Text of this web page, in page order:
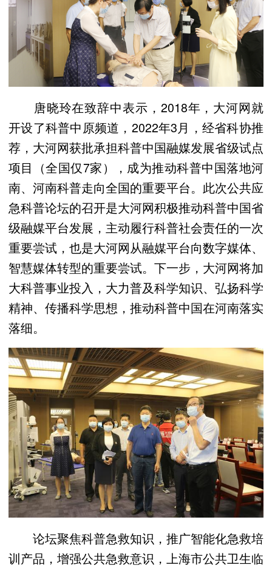
唐晓玲在致辞中表示，2018年，大河网就
开设了科普中原频道，2022年3月，经省科协推
荐，大河网获批承担科普中国融媒发展省级试点
项目（全国仅7家），成为推动科普中国落地河
南、河南科普走向全国的重要平台。此次公共应
急科普论坛的召开是大河网积极推动科普中国省
级融媒平台发展，主动履行科普社会责任的一次
重要尝试，也是大河网从融媒平台向数字媒体、
智慧媒体转型的重要尝试。下一步，大河网将加
大科普事业投入，大力普及科学知识、弘扬科学
精神、传播科学思想，推动科普中国在河南落实
落细。
论坛聚焦科普急救知识，推广智能化急救培
训产品，增强公共急救意识，上海市公共卫生临